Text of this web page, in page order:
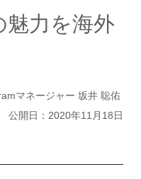
魅力を海外
マネージャー 坂井 聡佑
公開日：2020年11月18日